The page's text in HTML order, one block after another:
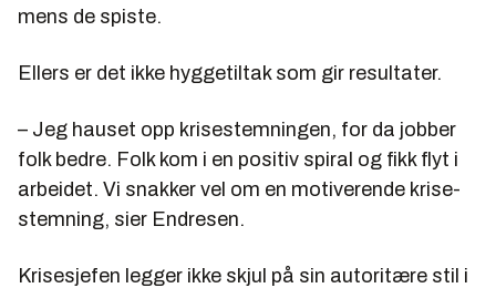
mens de spiste.
Ellers er det ikke hyggetiltak som gir resultater.
– Jeg hauset opp krisestemningen, for da jobber
folk bedre. Folk kom i en positiv spiral og fikk flyt i
arbeidet. Vi snakker vel om en motiverende krise-
stemning, sier Endresen.
Krisesjefen legger ikke skjul på sin autoritære stil i